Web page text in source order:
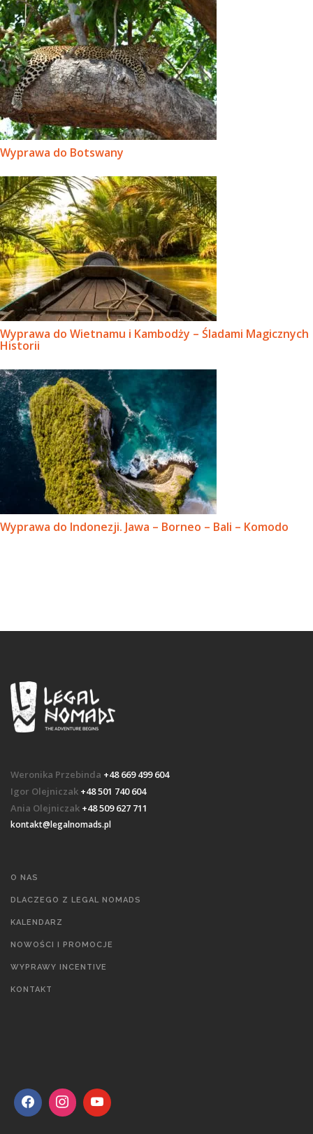
Wyprawa do Botswany
Wyprawa do Wietnamu i Kambodży – Śladami Magicznych
Historii
Wyprawa do Indonezji. Jawa – Borneo – Bali – Komodo
Weronika Przebinda +48 669 499 604
Igor Olejniczak +48 501 740 604
Ania Olejniczak +48 509 627 711
kontakt@legalnomads.pl
O NAS
DLACZEGO Z LEGAL NOMADS
KALENDARZ
NOWOŚCI I PROMOCJE
WYPRAWY INCENTIVE
KONTAKT